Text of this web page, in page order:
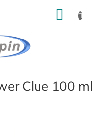
Clue 100 ml